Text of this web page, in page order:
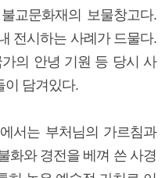
교문화재의 보물창고다.
전시하는 사례가 드물다.
의 안녕 기원 등 당시 사
이 담겨있다.
서는 부처님의 가르침과
화와 경전을 베껴 쓴 사경